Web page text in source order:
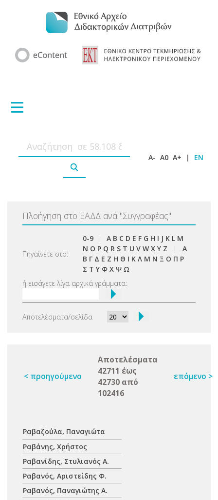
A- A0 A+ | EN
Πλοήγηση στο ΕΑΔΔ ανά "Συγγραφέας"
Πηγαίνετε στο:
0-9 | A B C D E F G H I J K L M
N O P Q R S T U V W X Y Z | Α
Β Γ Δ Ε Ζ Η Θ Ι Κ Λ Μ Ν Ξ Ο Π Ρ
Σ Τ Υ Φ Χ Ψ Ω
ή εισάγετε λίγα αρχικά γράμματα:
Αποτελέσματα/σελίδα
< προηγούμενο
Αποτελέσματα
42711 έως
42730 από
102416
επόμενο >
Ραβαζούλα, Παναγιώτα
Ραβάνης, Χρήστος
Ραβανίδης, Στυλιανός Α.
Ραβανός, Αριστείδης Φ.
Ραβανός, Παναγιώτης Α.